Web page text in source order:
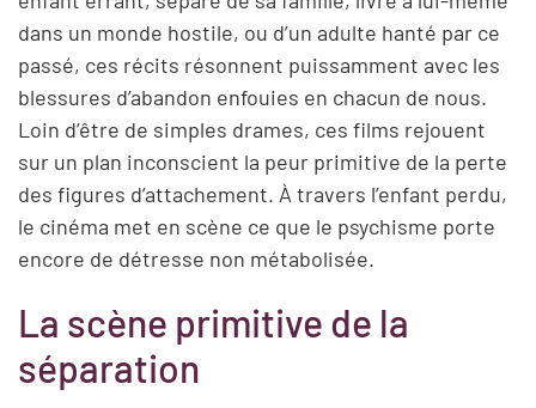
dans un monde hostile, ou d’un adulte hanté par ce
passé, ces récits résonnent puissamment avec les
blessures d’abandon enfouies en chacun de nous.
Loin d’être de simples drames, ces films rejouent
sur un plan inconscient la peur primitive de la perte
des figures d’attachement. À travers l’enfant perdu,
le cinéma met en scène ce que le psychisme porte
encore de détresse non métabolisée.
La scène primitive de la
séparation